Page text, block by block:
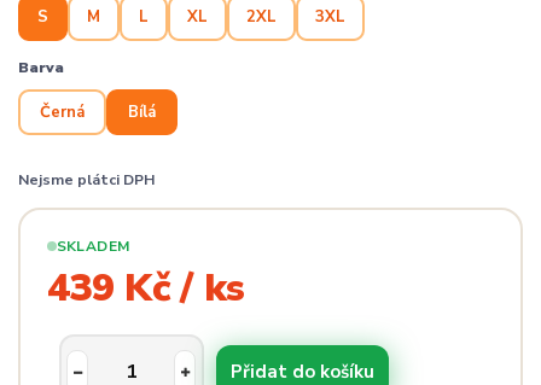
S M L XL 2XL 3XL
Barva
Černá Bílá
Nejsme plátci DPH
SKLADEM
439 Kč / ks
Přidat do košíku